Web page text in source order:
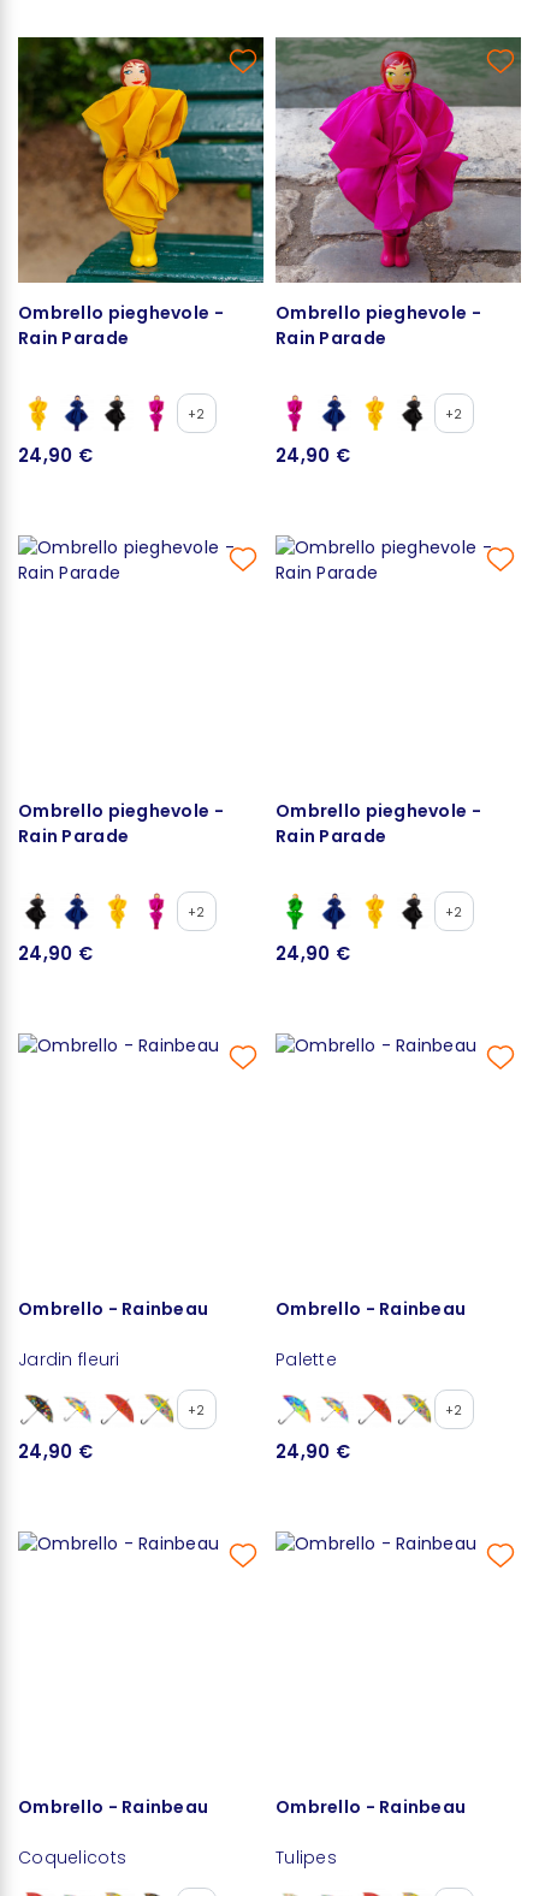
Ombrello pieghevole -
Rain Parade
+2
24,90 €
Ombrello pieghevole -
Rain Parade
+2
24,90 €
Ombrello pieghevole -
Rain Parade
+2
24,90 €
Ombrello pieghevole -
Rain Parade
+2
24,90 €
Ombrello - Rainbeau
Jardin fleuri
+2
24,90 €
Ombrello - Rainbeau
Palette
+2
24,90 €
Ombrello - Rainbeau
Coquelicots
Ombrello - Rainbeau
Tulipes